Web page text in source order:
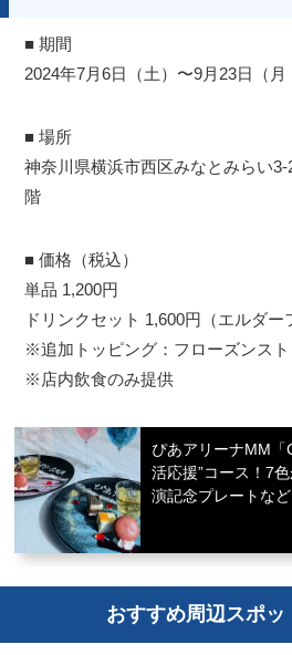
■ 期間
2024年7月6日（土）〜9月23日（月
■ 場所
神奈川県横浜市西区みなとみらい
階
■ 価格（税込）
単品 1,200円
ドリンクセット 1,600円（エルダー
※追加トッピング：フローズンス
※店内飲食のみ提供
ぴあアリーナMM「
活応援”コース！7
演記念プレートなど
おすすめ周辺スポッ